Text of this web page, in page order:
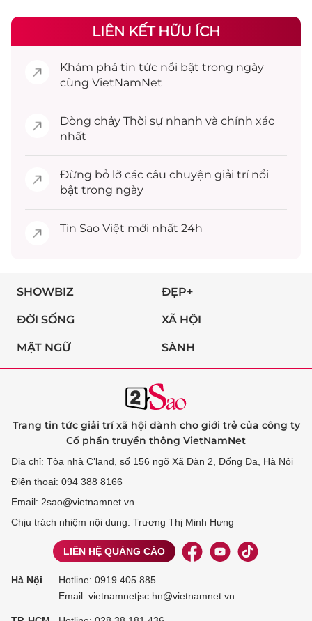
LIÊN KẾT HỮU ÍCH
Khám phá tin tức nổi bật trong ngày
cùng VietNamNet
Dòng chảy Thời sự nhanh và chính xác
nhất
Đừng bỏ lỡ các câu chuyện giải trínổi
bật trong ngày
Tin Sao Việt mới nhất 24h
SHOWBIZ ĐẸP+
ĐỜI SỐNG XÃ HỘI
MẬT NGỮ SÀNH
Trang tin tức giải trí xã hội dành cho giới trẻ của công ty
Cổ phần truyền thông VietNamNet
Địa chỉ: Tòa nhà C’land, số 156 ngõ Xã Đàn 2, Đống Đa, Hà Nội
Điện thoại: 094 388 8166
Email: 2sao@vietnamnet.vn
Chịu trách nhiệm nội dung: Trương Thị Minh Hưng
LIÊN HỆ QUẢNG CÁO
Hà Nội Hotline: 0919 405 885
Email: vietnamnetjsc.hn@vietnamnet.vn